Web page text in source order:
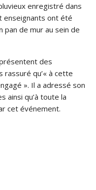
enregistré dans
enseignants ont été
pan de mur au sein de
des
qu’« à cette
». Il a adressé son
ainsi qu’à toute la
cet événement.